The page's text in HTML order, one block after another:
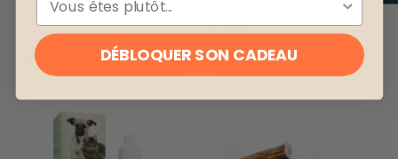
16,90€
Ajouter au panier
15,90€
Ajouter au panier
DÉBLOQUER SON CADEAU